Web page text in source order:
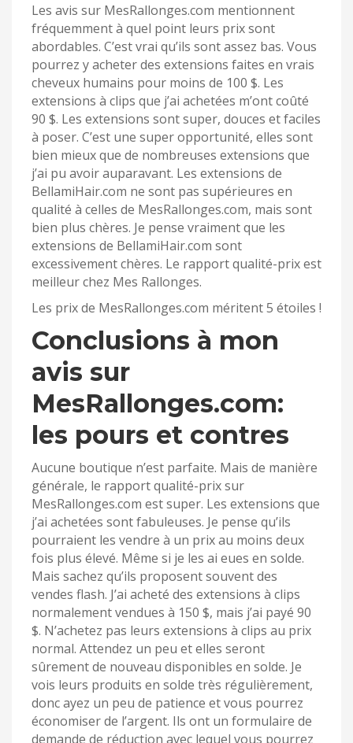
Les avis sur MesRallonges.com mentionnent
fréquemment à quel point leurs prix sont
abordables. C’est vrai qu’ils sont assez bas. Vous
pourrez y acheter des extensions faites en vrais
cheveux humains pour moins de 100 $. Les
extensions à clips que j’ai achetées m’ont coûté
90 $. Les extensions sont super, douces et faciles
à poser. C’est une super opportunité, elles sont
bien mieux que de nombreuses extensions que
j’ai pu avoir auparavant. Les extensions de
BellamiHair.com ne sont pas supérieures en
qualité à celles de MesRallonges.com, mais sont
bien plus chères. Je pense vraiment que les
extensions de BellamiHair.com sont
excessivement chères. Le rapport qualité-prix est
meilleur chez Mes Rallonges.
Les prix de MesRallonges.com méritent 5 étoiles !
Conclusions à mon
avis sur
MesRallonges.com:
les pours et contres
Aucune boutique n’est parfaite. Mais de manière
générale, le rapport qualité-prix sur
MesRallonges.com est super. Les extensions que
j’ai achetées sont fabuleuses. Je pense qu’ils
pourraient les vendre à un prix au moins deux
fois plus élevé. Même si je les ai eues en solde.
Mais sachez qu’ils proposent souvent des
vendes flash. J’ai acheté des extensions à clips
normalement vendues à 150 $, mais j’ai payé 90
$. N’achetez pas leurs extensions à clips au prix
normal. Attendez un peu et elles seront
sûrement de nouveau disponibles en solde. Je
vois leurs produits en solde très régulièrement,
donc ayez un peu de patience et vous pourrez
économiser de l’argent. Ils ont un formulaire de
demande de réduction avec lequel vous pourrez